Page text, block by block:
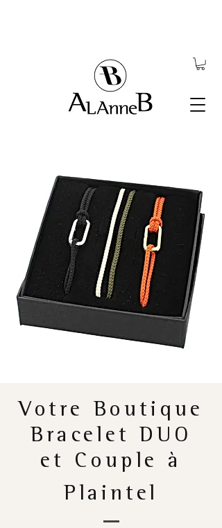
Votre Boutique
Bracelet DUO
et Couple à
Plaintel